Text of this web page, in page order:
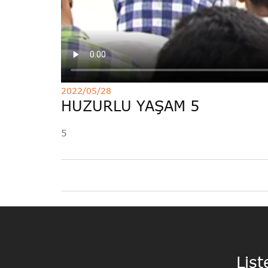
2022/05/28
HUZURLU YAŞAM 5
5